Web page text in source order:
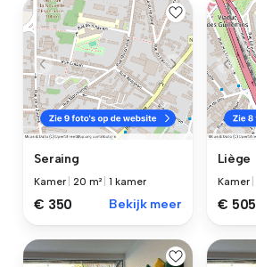
Seraing
Kamer |20 m² |1 kamer
€ 350 Bekijk meer
Liège
Kamer
€ 505